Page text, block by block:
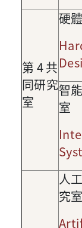
第 4共
同研究
室
硬
智
室
人
究室